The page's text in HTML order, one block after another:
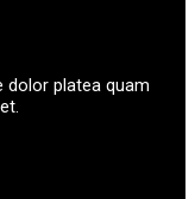
dolor platea quam